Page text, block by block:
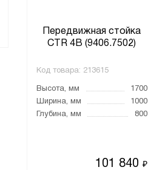
Передвижная стойка
CTR 4B (9406.7502)
Код товара: 213615
Высота, мм
1700
Ширина, мм
1000
Глубина, мм
800
101 840 ₽